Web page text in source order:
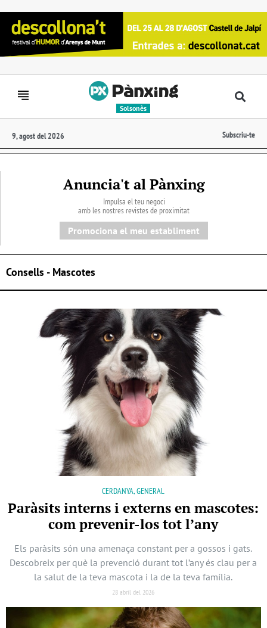
Solsonès
9, agost del 2026 Subscriu-te
Anuncia't al Pànxing
Impulsa el teu negoci
amb les nostres revistes de proximitat
Promociona el meu establiment
Consells - Mascotes
CERDANYA, GENERAL
Paràsits interns i externs en mascotes:
com prevenir-los tot l’any
Els paràsits són una amenaça constant per a gossos i gats.
Descobreix per què la prevenció durant tot l’any és clau per a
la salut de la teva mascota i la de la teva família.
28 abril del 2026